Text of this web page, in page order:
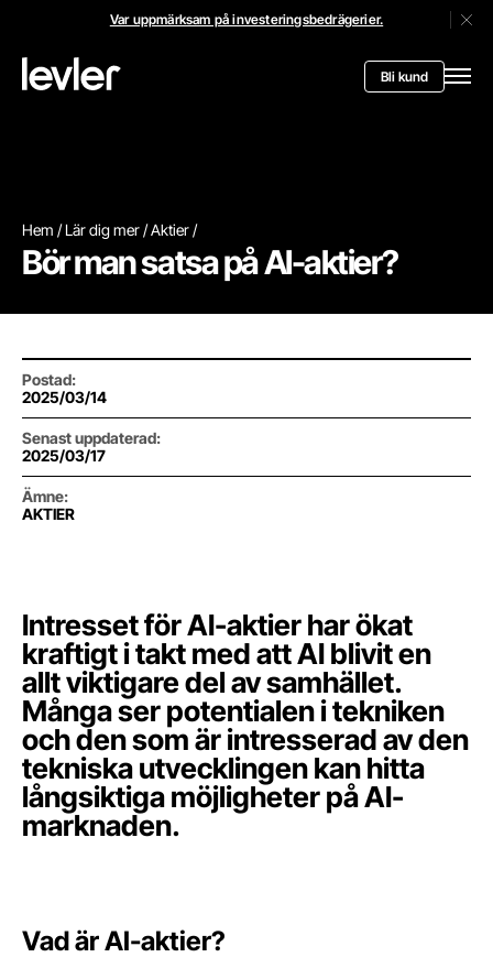
Var uppmärksam på investeringsbedrägerier.
Header.toStartPagee Bli kund
Hem Lär dig mer Aktier
Bör man satsa på AI-aktier?
Postad:
2025/03/14
Senast uppdaterad:
2025/03/17
Ämne:
AKTIER
Intresset för AI-aktier har ökat
kraftigt i takt med att AI blivit en
allt viktigare del av samhället.
Många ser potentialen i tekniken
och den som är intresserad av den
tekniska utvecklingen kan hitta
långsiktiga möjligheter på AI-
marknaden.
Vad är AI-aktier?